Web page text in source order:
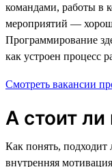
командами, работы в
мероприятий —
Программирование
как устроен процесс
Смотреть вакансии
А стоит
Как понять, подходит
внутренняя